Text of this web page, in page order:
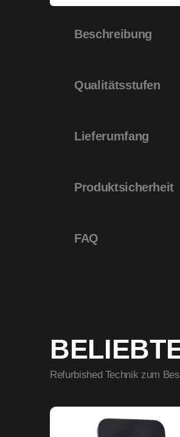
Beschreibung
Qualitätsstufen
Lieferumfang
Produktsicherheit
FAQ
Refurbished Technik zum